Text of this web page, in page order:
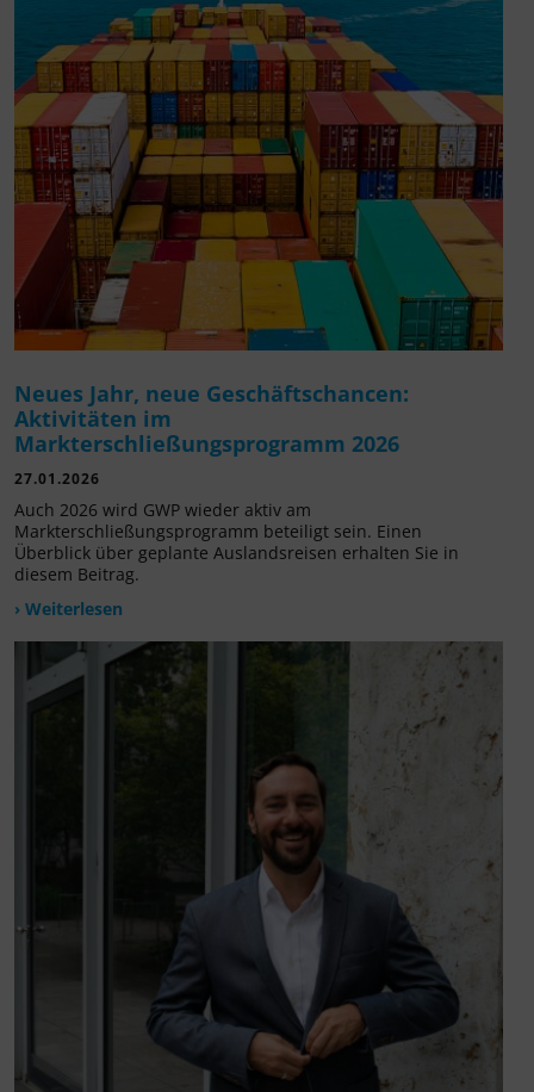
Neues Jahr, neue Geschäftschancen:
Aktivitäten im
Markterschließungsprogramm 2026
27.01.2026
Auch 2026 wird GWP wieder aktiv am
Markterschließungsprogramm beteiligt sein. Einen
Überblick über geplante Auslandsreisen erhalten Sie in
diesem Beitrag.
› Weiterlesen